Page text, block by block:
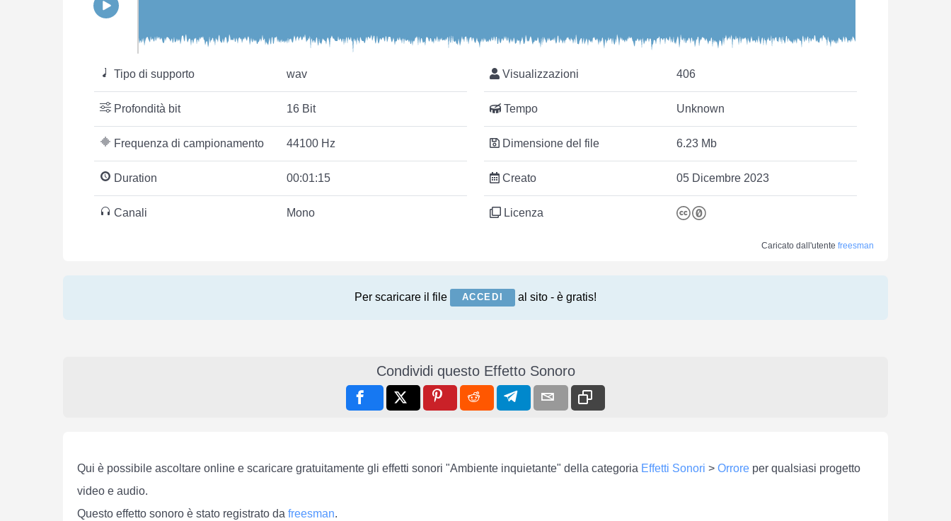
Tipo di supporto wav
Profondità bit 16 Bit
Frequenza di campionamento 44100 Hz
Duration 00:01:15
Canali Mono
Visualizzazioni 406
Tempo Unknown
Dimensione del file 6.23 Mb
Creato 05 Dicembre 2023
Licenza
Caricato dall'utente freesman
Per scaricare il file ACCEDI al sito - è gratis!
Condividi questo Effetto Sonoro
Qui è possibile ascoltare online e scaricare gratuitamente gli effetti sonori "Ambiente inquietante" della categoria Effetti Sonori > Orrore per qualsiasi progetto
video e audio.
Questo effetto sonoro è stato registrato da freesman.